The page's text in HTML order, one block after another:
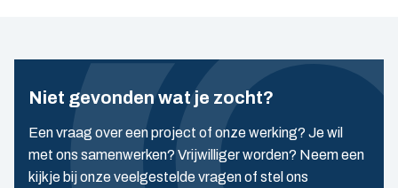
Niet gevonden wat je zocht?
Een vraag over een project of onze werking? Je wil
met ons samenwerken? Vrijwilliger worden? Neem een
kijkje bij onze veelgestelde vragen of stel ons